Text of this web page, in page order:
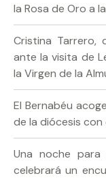
la Rosa de Oro a
Cristina Tarrero,
ante la visita de
la Virgen de la
El Bernabéu
de la diócesis con
Una noche para
celebrará un